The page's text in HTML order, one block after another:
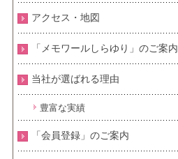
アクセス・地図
「メモワールしらゆり」のご案内
当社が選ばれる理由
豊富な実績
「会員登録」のご案内